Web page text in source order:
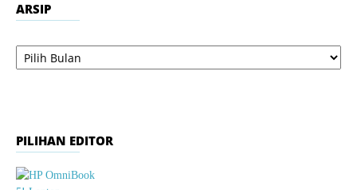
ARSIP
Arsip
PILIHAN EDITOR